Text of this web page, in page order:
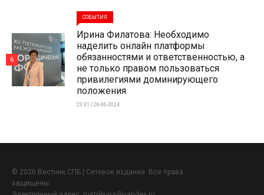
СОБЫТИЯ
Ирина Филатова: Необходимо
наделить онлайн платформы
обязанностями и ответственностью, а
не только правом пользоваться
привилегиями доминирующего
положения
23:31 | 26-06-2024
6
© 2026 Вестник СПБ | Сетевое издание. Все права
защищены.